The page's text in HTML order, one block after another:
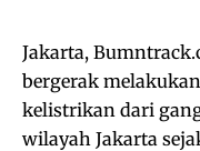
Jakarta,
bergerak
kelistrikan dari
wilayah Jakarta